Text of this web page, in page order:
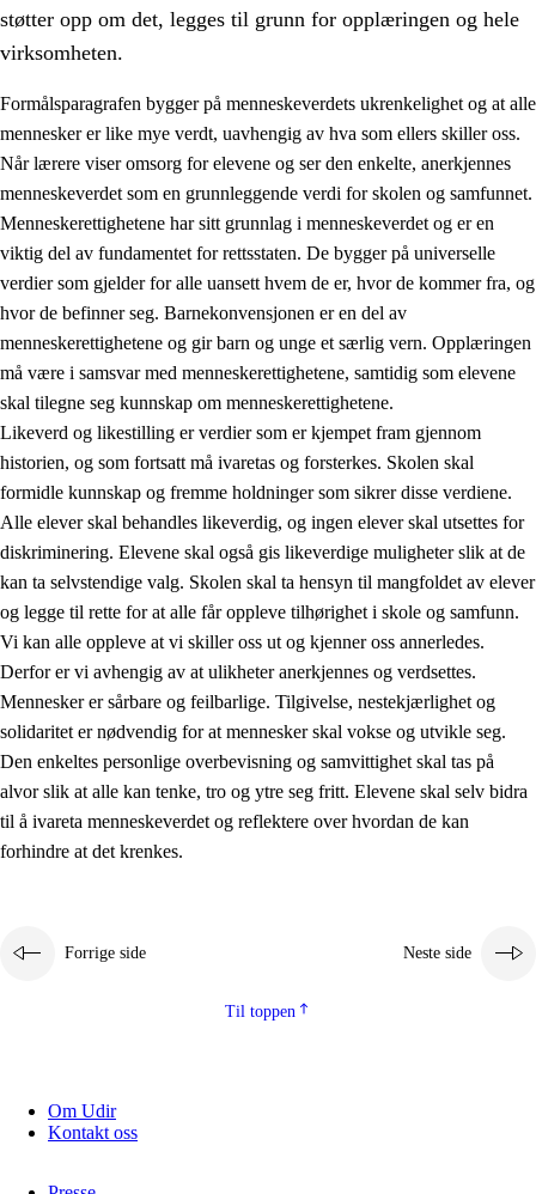
1. Opplæringens verdigrunnlag
1.1 Menneskeverdet
1.2 Identitet og kulturelt mangfold
1.3 Kritisk tenkning og etisk bevissthet
1.4 Skaperglede, engasjement og utforskertrang
1.5 Respekt for naturen og miljøbevissthet
1.6 Demokrati og medvirkning
støtter opp om det, legges til grunn for opplæringen og hele
virksomheten.
Formålsparagrafen bygger på menneskeverdets ukrenkelighet og at alle
mennesker er like mye verdt, uavhengig av hva som ellers skiller oss.
Når lærere viser omsorg for elevene og ser den enkelte, anerkjennes
menneskeverdet som en grunnleggende verdi for skolen og samfunnet.
Menneskerettighetene har sitt grunnlag i menneskeverdet og er en
viktig del av fundamentet for rettsstaten. De bygger på universelle
verdier som gjelder for alle uansett hvem de er, hvor de kommer fra, og
hvor de befinner seg. Barnekonvensjonen er en del av
menneskerettighetene og gir barn og unge et særlig vern. Opplæringen
må være i samsvar med menneskerettighetene, samtidig som elevene
skal tilegne seg kunnskap om menneskerettighetene.
Likeverd og likestilling er verdier som er kjempet fram gjennom
historien, og som fortsatt må ivaretas og forsterkes. Skolen skal
formidle kunnskap og fremme holdninger som sikrer disse verdiene.
Alle elever skal behandles likeverdig, og ingen elever skal utsettes for
diskriminering. Elevene skal også gis likeverdige muligheter slik at de
kan ta selvstendige valg. Skolen skal ta hensyn til mangfoldet av elever
og legge til rette for at alle får oppleve tilhørighet i skole og samfunn.
Vi kan alle oppleve at vi skiller oss ut og kjenner oss annerledes.
Derfor er vi avhengig av at ulikheter anerkjennes og verdsettes.
Mennesker er sårbare og feilbarlige. Tilgivelse, nestekjærlighet og
solidaritet er nødvendig for at mennesker skal vokse og utvikle seg.
Den enkeltes personlige overbevisning og samvittighet skal tas på
alvor slik at alle kan tenke, tro og ytre seg fritt. Elevene skal selv bidra
til å ivareta menneskeverdet og reflektere over hvordan de kan
forhindre at det krenkes.
Forrige side Neste side
Til toppen
Om Udir
Kontakt oss